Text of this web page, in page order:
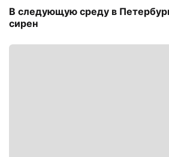
В следующую среду в
сирен